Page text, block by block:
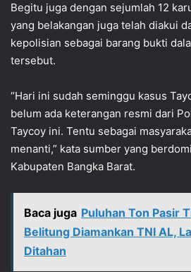
Begitu juga dengan sejumlah 12
yang belakangan juga telah diakui
kepolisian sebagai barang bukti
tersebut.
“Hari ini sudah seminggu kasus
belum ada keterangan resmi dari
Taycoy ini. Tentu sebagai
menanti,” kata sumber yang
Kabupaten Bangka Barat.
Baca juga Puluhan Ton Pasir
Belitung Diamankan TNI AL,
Ditahan